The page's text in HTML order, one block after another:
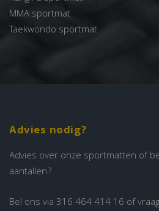
MMA sportmat
Taekwondo sportmat
Advies nodig?
Advies over onze sportmatten of
aantallen?
Bel ons via 316 464 414 16 of